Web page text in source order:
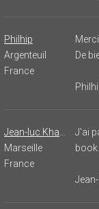
Philhip
Argenteuil
France
De
Marseille
France
J'ai